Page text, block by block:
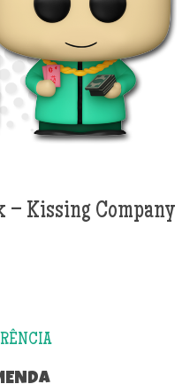
– Kissing Company